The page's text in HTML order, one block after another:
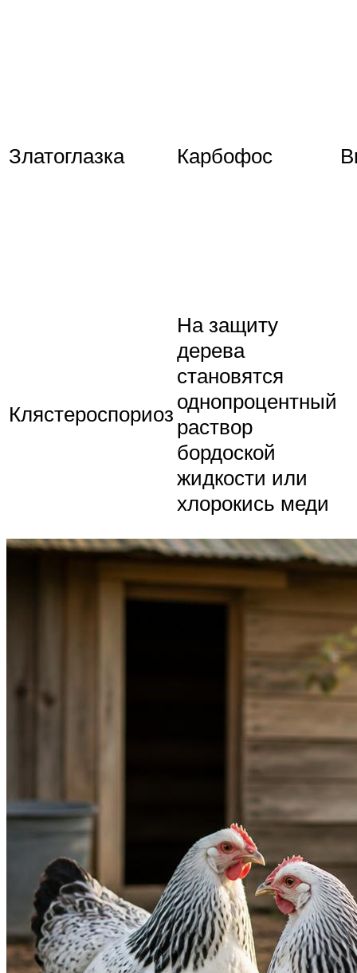
Златоглазка Карбофос
Клястероспориоз
На защиту
дерева
становятся
однопроцентный
раствор
бордоской
жидкости или
хлорокись меди